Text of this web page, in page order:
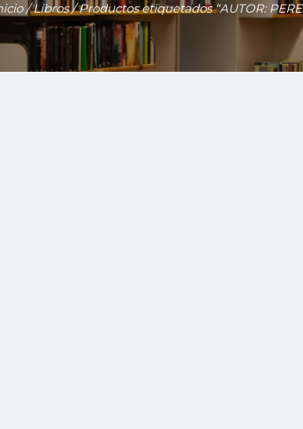
/Libros/ Productos etiquetados “AUTOR: